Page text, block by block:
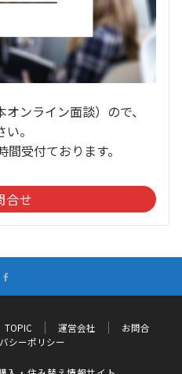
ンライン面談）ので、
。
受付ております。
合せ
TOPIC 運営会社
お問合
シーポリシー